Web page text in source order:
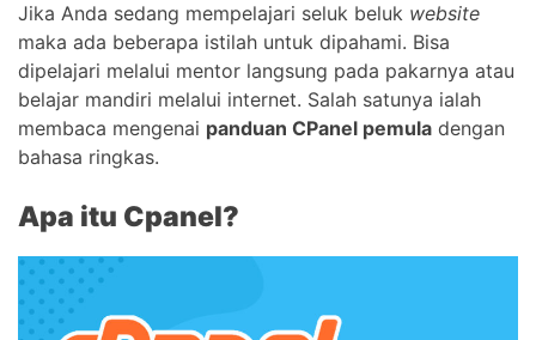
Jika Anda sedang mempelajari seluk beluk website
maka ada beberapa istilah untuk dipahami. Bisa
dipelajari melalui mentor langsung pada pakarnya atau
belajar mandiri melalui internet. Salah satunya ialah
membaca mengenai panduan CPanel pemula dengan
bahasa ringkas.
Apa itu Cpanel?